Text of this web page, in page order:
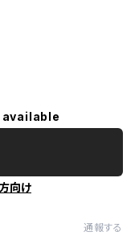
向け
通報する